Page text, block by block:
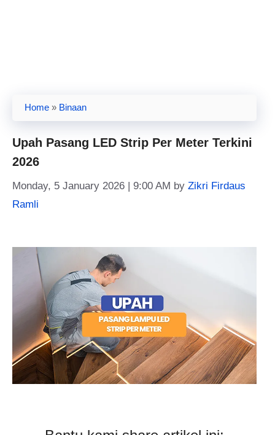
Home » Binaan
Upah Pasang LED Strip Per Meter Terkini
2026
Monday, 5 January 2026 | 9:00 AM by Zikri Firdaus
Ramli